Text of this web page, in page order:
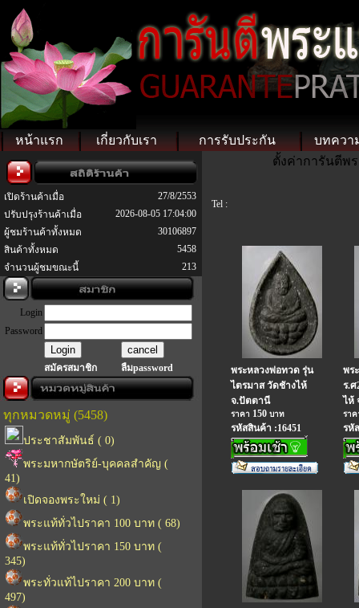
หน้าแรก เกี่ยวกับเรา การรับประกัน บทควา
เปิดร้านค้าเมื่อ
27/8/2553
ปรับปรุงร้านค้าเมื่อ
2026-08-05 17:04:00
ผู้ชมร้านค้าทั้งหมด
30106897
สินค้าทั้งหมด
5458
จำนวนผู้ชมขณะนี้
213
Login
Password
สมัครสมาชิก ลืมpassword
ทุกหมวดหมู่ (5458)
ประชาสัมพันธ์ ( 0)
พระมหากษัตริย์-บุคคลสำคัญ (
41)
เปิดจองพระใหม่ ( 1)
พระแท้ทั่วไปราคา 100 บาท ( 68)
พระแท้ทั่วไปราคา 150 บาท (
345)
พระทั่วแท้ไปราคา 200 บาท (
497)
ตั้งค่าการันตีพร
Tel :
พระหลวงพ่อทวด รุ่น
ไตรมาส วัดชัางไห้
จ.ปัตตานี
ราคา 150 บาท
รหัสสินค้า :16451
พร
ร.ศ
ไห้
รา
รหั